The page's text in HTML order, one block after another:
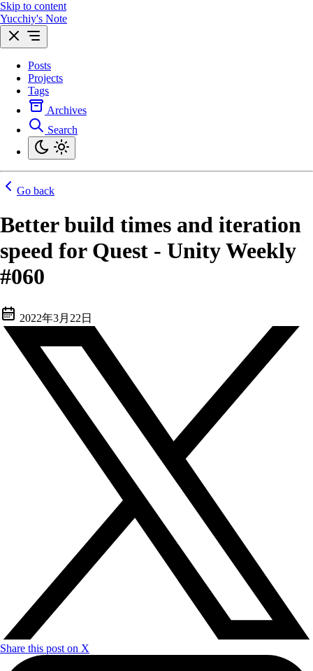
Skip to content
Yucchiy's Note
Posts
Projects
Tags
Archives
Search
Go back
Better build times and iteration
speed for Quest - Unity Weekly
#060
2022年3月22日
Share this post on X